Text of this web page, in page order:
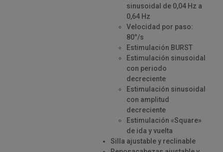
sinusoidal de 0,04 Hz a
0,64 Hz
Velocidad por paso:
80°/s
Estimulación BURST
Estimulación sinusoidal
con periodo
decreciente
Estimulación sinusoidal
con amplitud
decreciente
Estimulación «Square»
de ida y vuelta
Silla ajustable y reclinable